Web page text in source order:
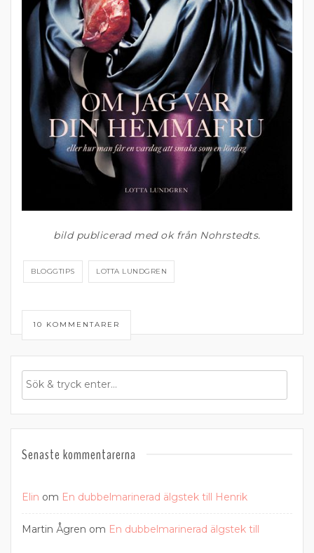
bild publicerad med ok från Nohrstedts.
BLOGGTIPS LOTTA LUNDGREN
10 KOMMENTARER
Senaste kommentarerna
Elin om En dubbelmarinerad älgstek till Henrik
Martin Ågren om En dubbelmarinerad älgstek till